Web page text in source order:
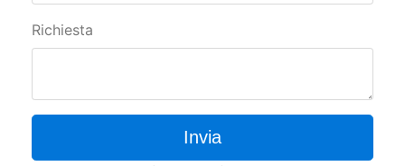
Invia
IMPORTANTE: Cliccare Invia SOLO 1 VOLTA
(per evitare invii multipli)